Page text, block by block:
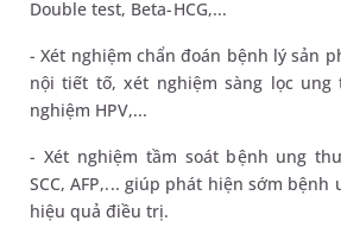
Double test, Beta-HCG,...
- Xét nghiệm chẩn đoán bệnh lý sản
nội tiết tố, xét nghiệm sàng lọc
nghiệm HPV,...
- Xét nghiệm tầm soát bệnh ung
SCC, AFP,... giúp phát hiện sớm
hiệu quả điều trị.